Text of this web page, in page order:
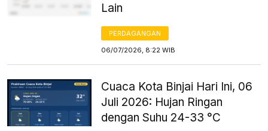
Lain
PERDAGANGAN
06/07/2026, 8:22 WIB
Cuaca Kota Binjai Hari Ini, 06
Juli 2026: Hujan Ringan
dengan Suhu 24-33 °C